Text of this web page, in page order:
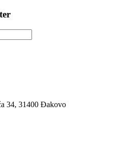
34, 31400 Đakovo